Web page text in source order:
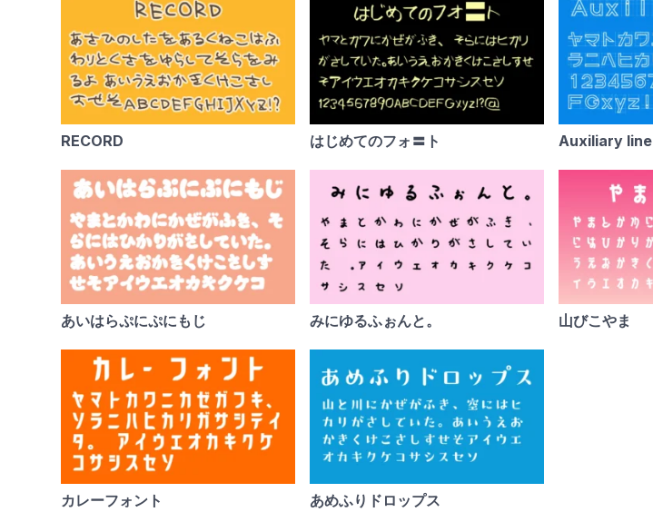
RECORD はじめてのフォ〓ト Auxiliary line
あいはらぷにぷにもじ みにゆるふぉんと。 山びこやま
カレーフォント あめふりドロップス